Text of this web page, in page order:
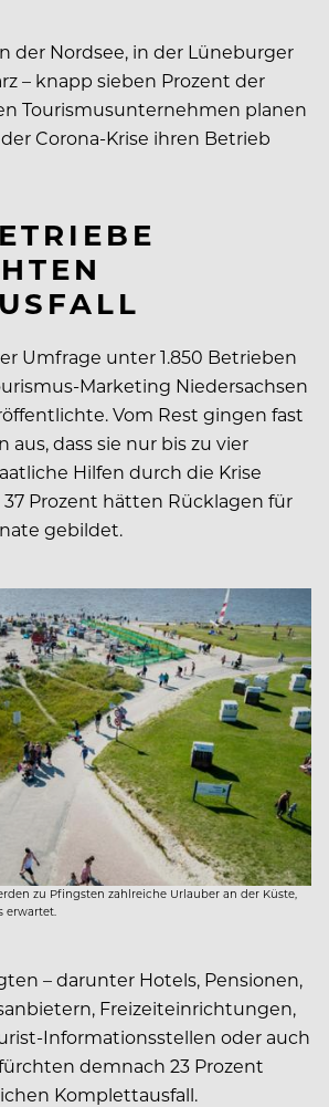
der Nordsee, in der Lüneburger
– knapp sieben Prozent der
Tourismusunternehmen planen
Corona-Krise ihren Betrieb
Umfrage unter 1.850 Betrieben
Marketing Niedersachsen
Vom Rest gingen fast
aus, dass sie nur bis zu vier
Hilfen durch die Krise
Prozent hätten Rücklagen für
gebildet.
zu Pfingsten zahlreiche Urlauber an der Küste,
erwartet.
– darunter Hotels, Pensionen,
Freizeiteinrichtungen,
Informationsstellen oder auch
demnach 23 Prozent
Komplettausfall.